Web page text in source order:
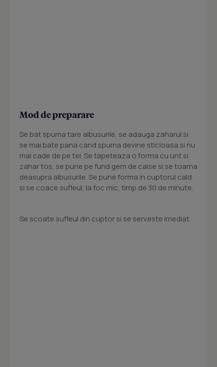
Mod de preparare
Se bat spuma tare albusurile, se adauga zaharul si
se mai bate pana cand spuma devine sticloasa si nu
mai cade de pe tel. Se tapeteaza o forma cu unt si
zahar tos, se pune pe fund gem de caise si se toarna
deasupra albusurile. Se pune forma in cuptorul cald
si se coace sufleul, la foc mic, timp de 30 de minute.
Se scoate sufleul din cuptor si se serveste imediat.